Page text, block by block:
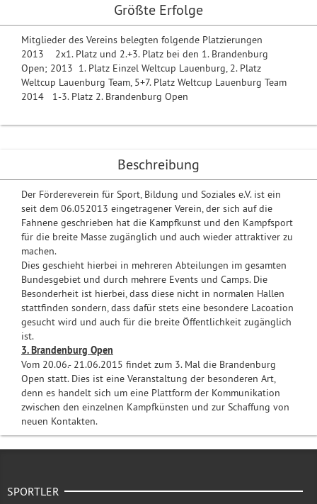
Beschreibung
Der Fördereverein für Sport, Bildung und Soziales e.V. ist ein
seit dem 06.052013 eingetragener Verein, der sich auf die
Fahnene geschrieben hat die Kampfkunst und den Kampfsport
für die breite Masse zugänglich und auch wieder attraktiver zu
machen.
Dies geschieht hierbei in mehreren Abteilungen im gesamten
Bundesgebiet und durch mehrere Events und Camps. Die
Besonderheit ist hierbei, dass diese nicht in normalen Hallen
stattfinden sondern, dass dafür stets eine besondere Lacoation
gesucht wird und auch für die breite Öffentlichkeit zugänglich
ist.
3. Brandenburg Open
Vom 20.06.- 21.06.2015 findet zum 3. Mal die Brandenburg
Open statt. Dies ist eine Veranstaltung der besonderen Art,
denn es handelt sich um eine Plattform der Kommunikation
zwischen den einzelnen Kampfkünsten und zur Schaffung von
neuen Kontakten.
Größte Erfolge
Mitglieder des Vereins belegten folgende Platzierungen
2013 2x1. Platz und 2.+3. Platz bei den 1. Brandenburg
Open; 2013 1. Platz Einzel Weltcup Lauenburg, 2. Platz
Weltcup Lauenburg Team, 5+7. Platz Weltcup Lauenburg Team
2014 1-3. Platz 2. Brandenburg Open
SPORTLER